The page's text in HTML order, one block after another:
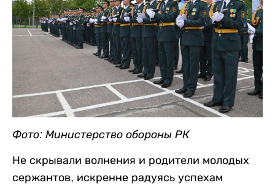
Фото: Министерство обороны РК
Не скрывали волнения и родители молодых
сержантов, искренне радуясь успехам